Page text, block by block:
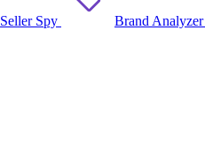
Seller Spy Brand Analyzer